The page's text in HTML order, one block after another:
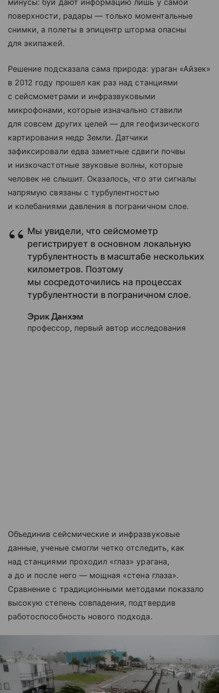
поверхности, радары — только моментальные
снимки, а полеты в эпицентр шторма опасны
для экипажей.
Решение подсказала сама природа: ураган «Айзек»
в 2012 году прошел как раз над станциями
с сейсмометрами и инфразвуковыми
микрофонами, которые изначально ставили
для совсем других целей — для геофизического
картирования недр Земли. Датчики
зафиксировали едва заметные сдвиги почвы
и низкочастотные звуковые волны, которые
человек не слышит. Оказалось, что эти сигналы
напрямую связаны с турбулентностью
и колебаниями давления в пограничном слое.
Мы увидели, что сейсмометр
регистрирует в основном локальную
турбулентность в масштабе нескольких
километров. Поэтому
мы сосредоточились на процессах
турбулентности в пограничном слое.
Эрик Данхэм
профессор, первый автор исследования
Объединив сейсмические и инфразвуковые
данные, ученые смогли четко отследить, как
над станциями проходил «глаз» урагана,
а до и после него — мощная «стена глаза».
Сравнение с традиционными методами показало
высокую степень совпадения, подтвердив
работоспособность нового подхода.